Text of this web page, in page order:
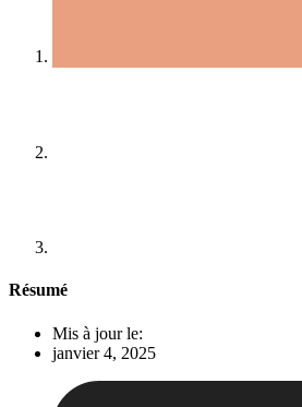
Résumé
Mis à jour le:
janvier 4, 2025